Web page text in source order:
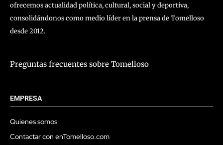
ofrecemos actualidad política, cultural, social y deportiva,
consolidándonos como medio líder en la prensa de Tomelloso
desde 2012.
Preguntas frecuentes sobre Tomelloso
EMPRESA
Quienes somos
Contactar con enTomelloso.com